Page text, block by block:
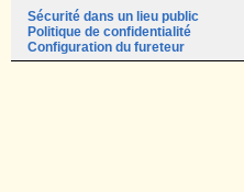
Sécurité dans un lieu public
Politique de confidentialité
Configuration du fureteur